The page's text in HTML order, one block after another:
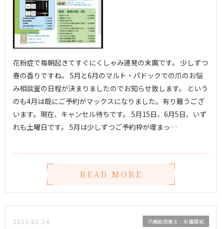
花粉症で毎朝起きてすぐにくしゃみ連発の末廣です。 少しずつ
春の香りですね。 5月と6月のマルト・パドックでの爪のお悩
み相談室の日程が決まりましたのでお知らせ致します。 という
のも4月は既にご予約がマックスになりました。有り難うござ
います。現在、キャンセル待ちです。 5月15日、6月5日、いず
れも土曜日です。 5月は少しずつご予約枠が埋まっ…
READ MORE
2021.02.24 爪機能改善士：末廣亜紀